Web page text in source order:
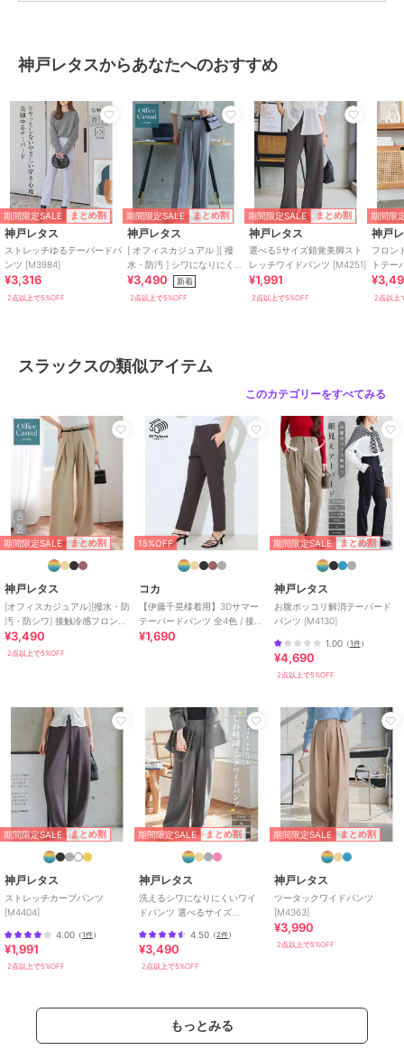
／防水加工/スキニー・スリム/
レモニー・入学式・卒業式/
/ ブラックフォーマル（礼装・喪
スラックス
ポリエステル素材/ 無地/ 撥水
／防水加工/スキニー・スリム
/
テーパード
ライフスタイル /
パーティー・結婚式・二次会 /
セ
レモニー・入学式・卒業式/就活
/ブラックフォーマル（礼装・喪
服）
原産国 中国
神戸レタスからあなたへのおすすめ
期間限定SALE まとめ割
神戸レタス
ストレッチゆるテーパードパ
ンツ [M3984]
¥3,316
2点以上で5%OFF
期間限定SALE まとめ割
神戸レタス
[ オフィスカジュアル ][ 撥
水・防汚 ] シワになりにくい
ワイドストレートパンツ
[M4364]
¥3,490 新着
2点以上で5%OFF
期間限定SALE まとめ割
神戸レタス
選べる5サイズ錯覚美脚スト
レッチワイドパンツ [M4251]
¥1,991
2点以上で5%OFF
期間限
神戸
フロン
トテー
2点以上
スラックスの類似アイテム
このカテゴリーをすべてみる
期間限定SALE まとめ割
神戸レタス
[オフィスカジュアル][撥水・防
汚・防シワ] 接触冷感フロント
タックワイドスラックス
[M4408]
¥3,490
2点以上で5%OFF
15%OFF
コカ
【伊藤千晃様着用】3Dサマー
テーパードパンツ 全4色 / 接触
冷感・シワになりにくい
¥1,690
期間限定SALE まとめ割
神戸レタス
お腹ポッコリ解消テーパード
パンツ [M4130]
1.00（1件）
¥4,690
2点以上で5%OFF
期間限定SALE まとめ割
神戸レタス
ストレッチカーブパンツ
[M4404]
4.00 （1件）
¥1,991
2点以上で5%OFF
期間限定SALE まとめ割
神戸レタス
洗えるシワになりにくいワイ
ドパンツ 選べるサイズ
4.50 （2件）
¥3,490
2点以上で5%OFF
期間限定SALE まとめ割
神戸レタス
ツータックワイドパンツ
[M4363]
¥3,990
2点以上で5%OFF
もっとみる